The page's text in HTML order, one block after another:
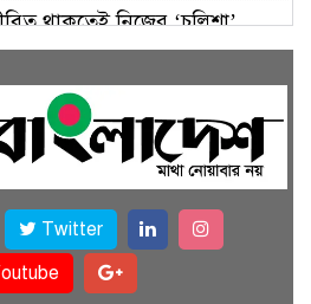
থাকতেই নিজের ‘চল্লিশা’
বৃদ্ধ, খেলেন ২ হাজার মানুষ
উপজেলা প্রশাসনের
জুলাই গণঅভ্যুত্থান দিবস
জমিতে ধান, পাট, মাছ ও সবজি
সফলতার স্বপ্ন বুনছেন রাজবাড়ীর
Twitter